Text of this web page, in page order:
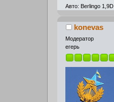
Авто: Berlingo 1,9D
konevas
Модератор
егерь